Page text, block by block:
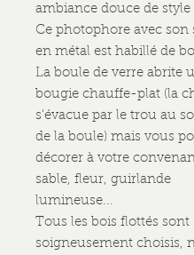
ambiance douce de style
Ce photophore avec son
en métal est habillé de
La boule de verre abrite
bougie chauffe-plat (la
s'évacue par le trou au
de la boule) mais vous
décorer à votre
sable, fleur, guirlande
lumineuse...
Tous les bois flottés sont
soigneusement choisis,